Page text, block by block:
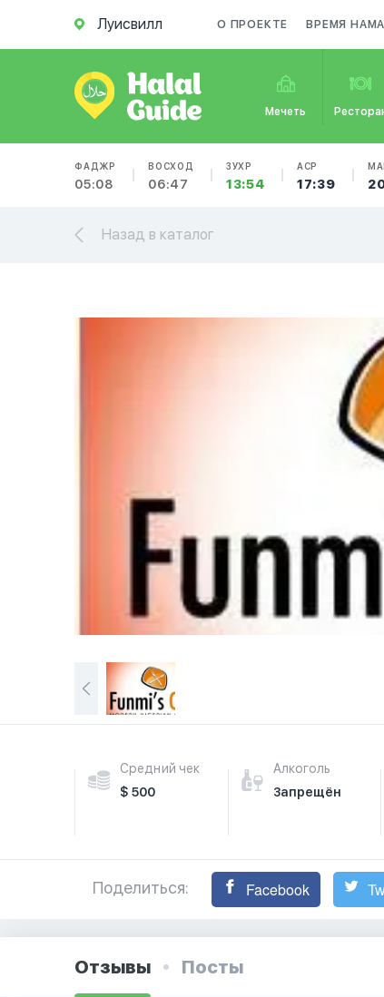
Луисвилл О ПРОЕКТЕ ВРЕМЯ
Мечеть
ФАДЖР
05:08
ВОСХОД
06:47
ЗУХР
13:54
АСР
17:39
Назад в каталог
Средний чек
$ 500
Алкоголь
Запрещён
Поделиться: Facebook
Отзывы Посты